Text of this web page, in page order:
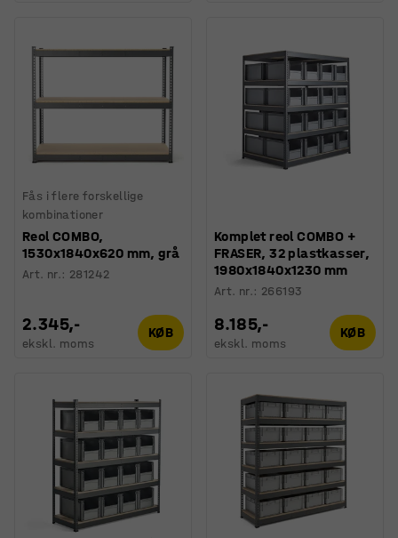
Fås i flere forskellige
kombinationer
Reol COMBO,
1530x1840x620 mm, grå
Art. nr.: 281242
2.345,-
ekskl. moms
KØB
Komplet reol COMBO +
FRASER, 32 plastkasser,
1980x1840x1230 mm
Art. nr.: 266193
8.185,-
ekskl. moms
KØB